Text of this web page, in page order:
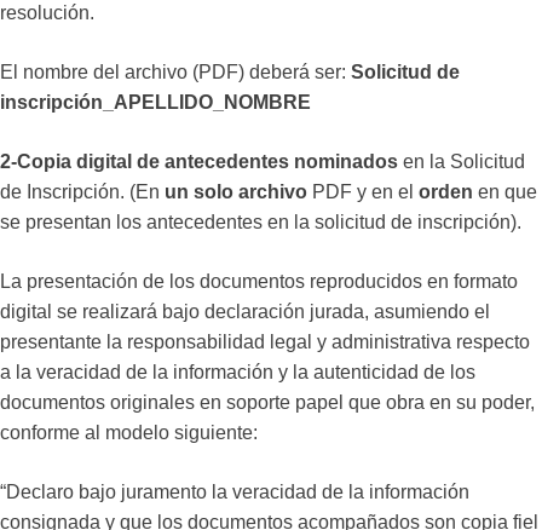
resolución.
El nombre del archivo (PDF) deberá ser: Solicitud de
inscripción_APELLIDO_NOMBRE
2-Copia digital de antecedentes nominados en la Solicitud
de Inscripción. (En un solo archivo PDF y en el orden en que
se presentan los antecedentes en la solicitud de inscripción).
La presentación de los documentos reproducidos en formato
digital se realizará bajo declaración jurada, asumiendo el
presentante la responsabilidad legal y administrativa respecto
a la veracidad de la información y la autenticidad de los
documentos originales en soporte papel que obra en su poder,
conforme al modelo siguiente:
“Declaro bajo juramento la veracidad de la información
consignada y que los documentos acompañados son copia fiel